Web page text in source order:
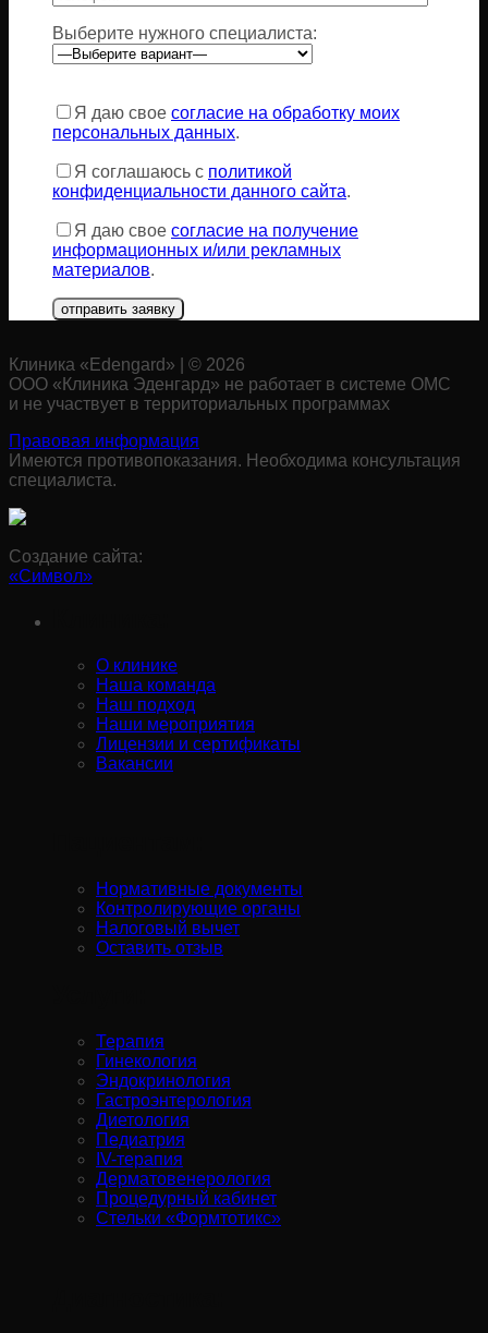
Выберите нужного специалиста:
это
поле
Я даю свое согласие на обработку моих
персональных данных.
Я соглашаюсь с политикой
конфиденциальности данного сайта.
Я даю свое согласие на получение
информационных и/или рекламных
материалов.
Клиника «Edengard» | © 2026
ООО «Клиника Эденгард» не работает в системе ОМС
и не участвует в территориальных программах
Правовая информация
Имеются противопоказания. Необходима консультация
специалиста.
Создание сайта:
«Символ»
О клинике
Наша команда
Наш подход
Наши мероприятия
Лицензии и сертификаты
Вакансии
Нормативные документы
Контролирующие органы
Налоговый вычет
Оставить отзыв
Терапия
Гинекология
Эндокринология
Гастроэнтерология
Диетология
Педиатрия
IV-терапия
Дерматовенерология
Процедурный кабинет
Стельки «Формтотикс»